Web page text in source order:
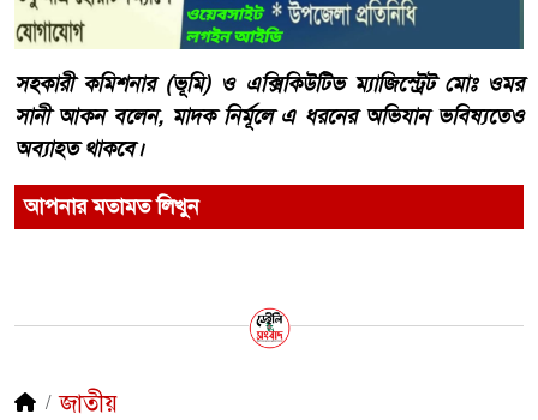
সহকারী কমিশনার (ভূমি) ও এক্সিকিউটিভ ম্যাজিস্ট্রেট মোঃ ওমর
সানী আকন বলেন, মাদক নির্মূলে এ ধরনের অভিযান ভবিষ্যতেও
অব্যাহত থাকবে।
আপনার মতামত লিখুন
জাতীয়